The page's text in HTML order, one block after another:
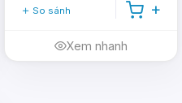
So sánh
Xem nhanh